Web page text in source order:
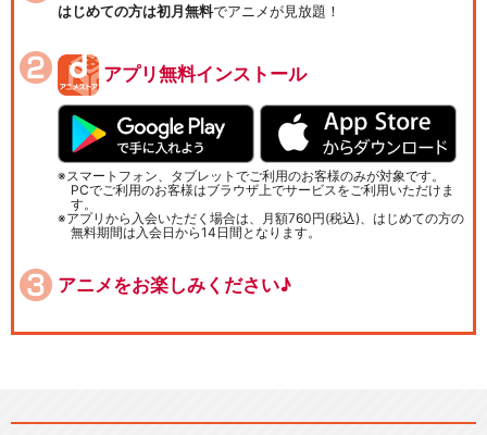
はじめての方は初月無料でアニメが見放題！
アプリ無料インストール
スマートフォン、タブレットでご利用のお客様のみが対象です。
PCでご利用のお客様はブラウザ上でサービスをご利用いただけま
す。
アプリから入会いただく場合は、月額760円(税込)、はじめての方の
無料期間は入会日から14日間となります。
アニメをお楽しみください♪